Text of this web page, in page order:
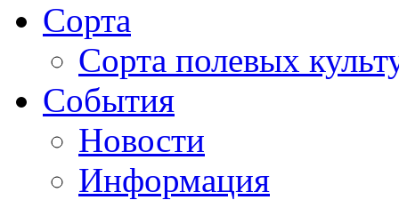
Сорта
Сорта полевых
События
Новости
Информация